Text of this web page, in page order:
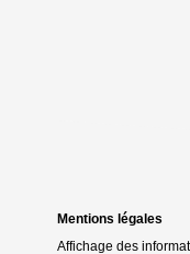
Mentions légales
Affichage des